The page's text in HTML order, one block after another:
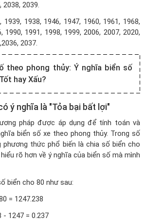
2038, 2039.
1939, 1938, 1946, 1947, 1960, 1961, 1968,
1990, 1991, 1998, 1999, 2006, 2007, 2020,
2037.
theo phong thủy: Ý nghĩa biển số
hay Xấu?
ý nghĩa là "Tỏa bại bất lợi"
pháp được áp dụng để tính toán và
biển số xe theo phong thủy. Trong số
thức phổ biến là chia số biển cho
rõ hơn về ý nghĩa của biển số mà mình
biển cho 80 như sau:
= 1247.238
- 1247 = 0.237